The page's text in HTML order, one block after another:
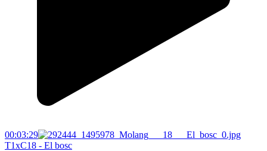
00:03:29
T1xC18 - El bosc